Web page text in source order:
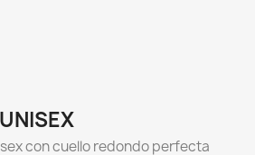
con cuello redondo perfecta